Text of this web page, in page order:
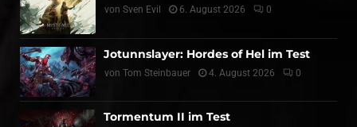
von Sven Evil 6. August 2026 0
Jotunnslayer: Hordes of Hel im Test
von Tom Steinbauer 4. August 2026 0
Tormentum II im Test